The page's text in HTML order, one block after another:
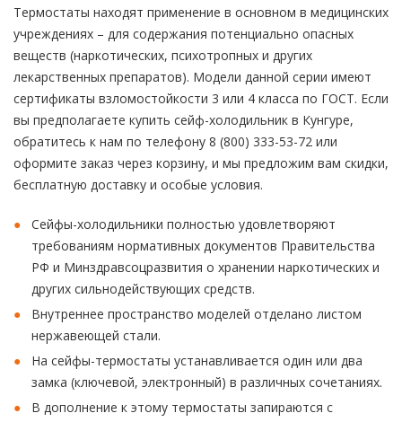
Термостаты находят применение в основном в медицинских
учреждениях – для содержания потенциально опасных
веществ (наркотических, психотропных и других
лекарственных препаратов). Модели данной серии имеют
сертификаты взломостойкости 3 или 4 класса по ГОСТ. Если
вы предполагаете купить сейф-холодильник в Кунгуре,
обратитесь к нам по телефону 8 (800) 333-53-72 или
оформите заказ через корзину, и мы предложим вам скидки,
бесплатную доставку и особые условия.
Сейфы-холодильники полностью удовлетворяют
требованиям нормативных документов Правительства
РФ и Минздравсоцразвития о хранении наркотических и
других сильнодействующих средств.
Внутреннее пространство моделей отделано листом
нержавеющей стали.
На сейфы-термостаты устанавливается один или два
замка (ключевой, электронный) в различных сочетаниях.
В дополнение к этому термостаты запираются с